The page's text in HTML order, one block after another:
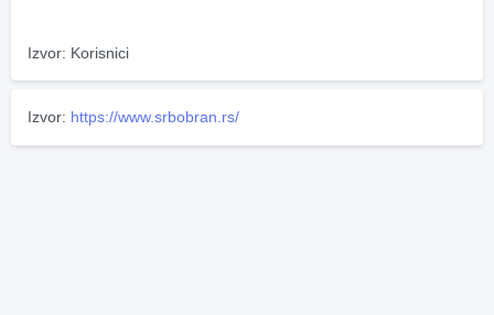
Izvor: Korisnici
Izvor: https://www.srbobran.rs/